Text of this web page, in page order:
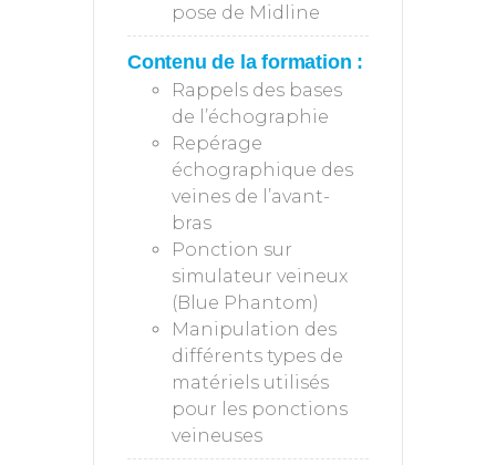
pose de Midline
Contenu de la formation :
Rappels des bases
de l’échographie
Repérage
échographique des
veines de l’avant-
bras
Ponction sur
simulateur veineux
(Blue Phantom)
Manipulation des
différents types de
matériels utilisés
pour les ponctions
veineuses